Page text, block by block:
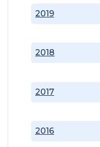
2016
2017
2018
2019